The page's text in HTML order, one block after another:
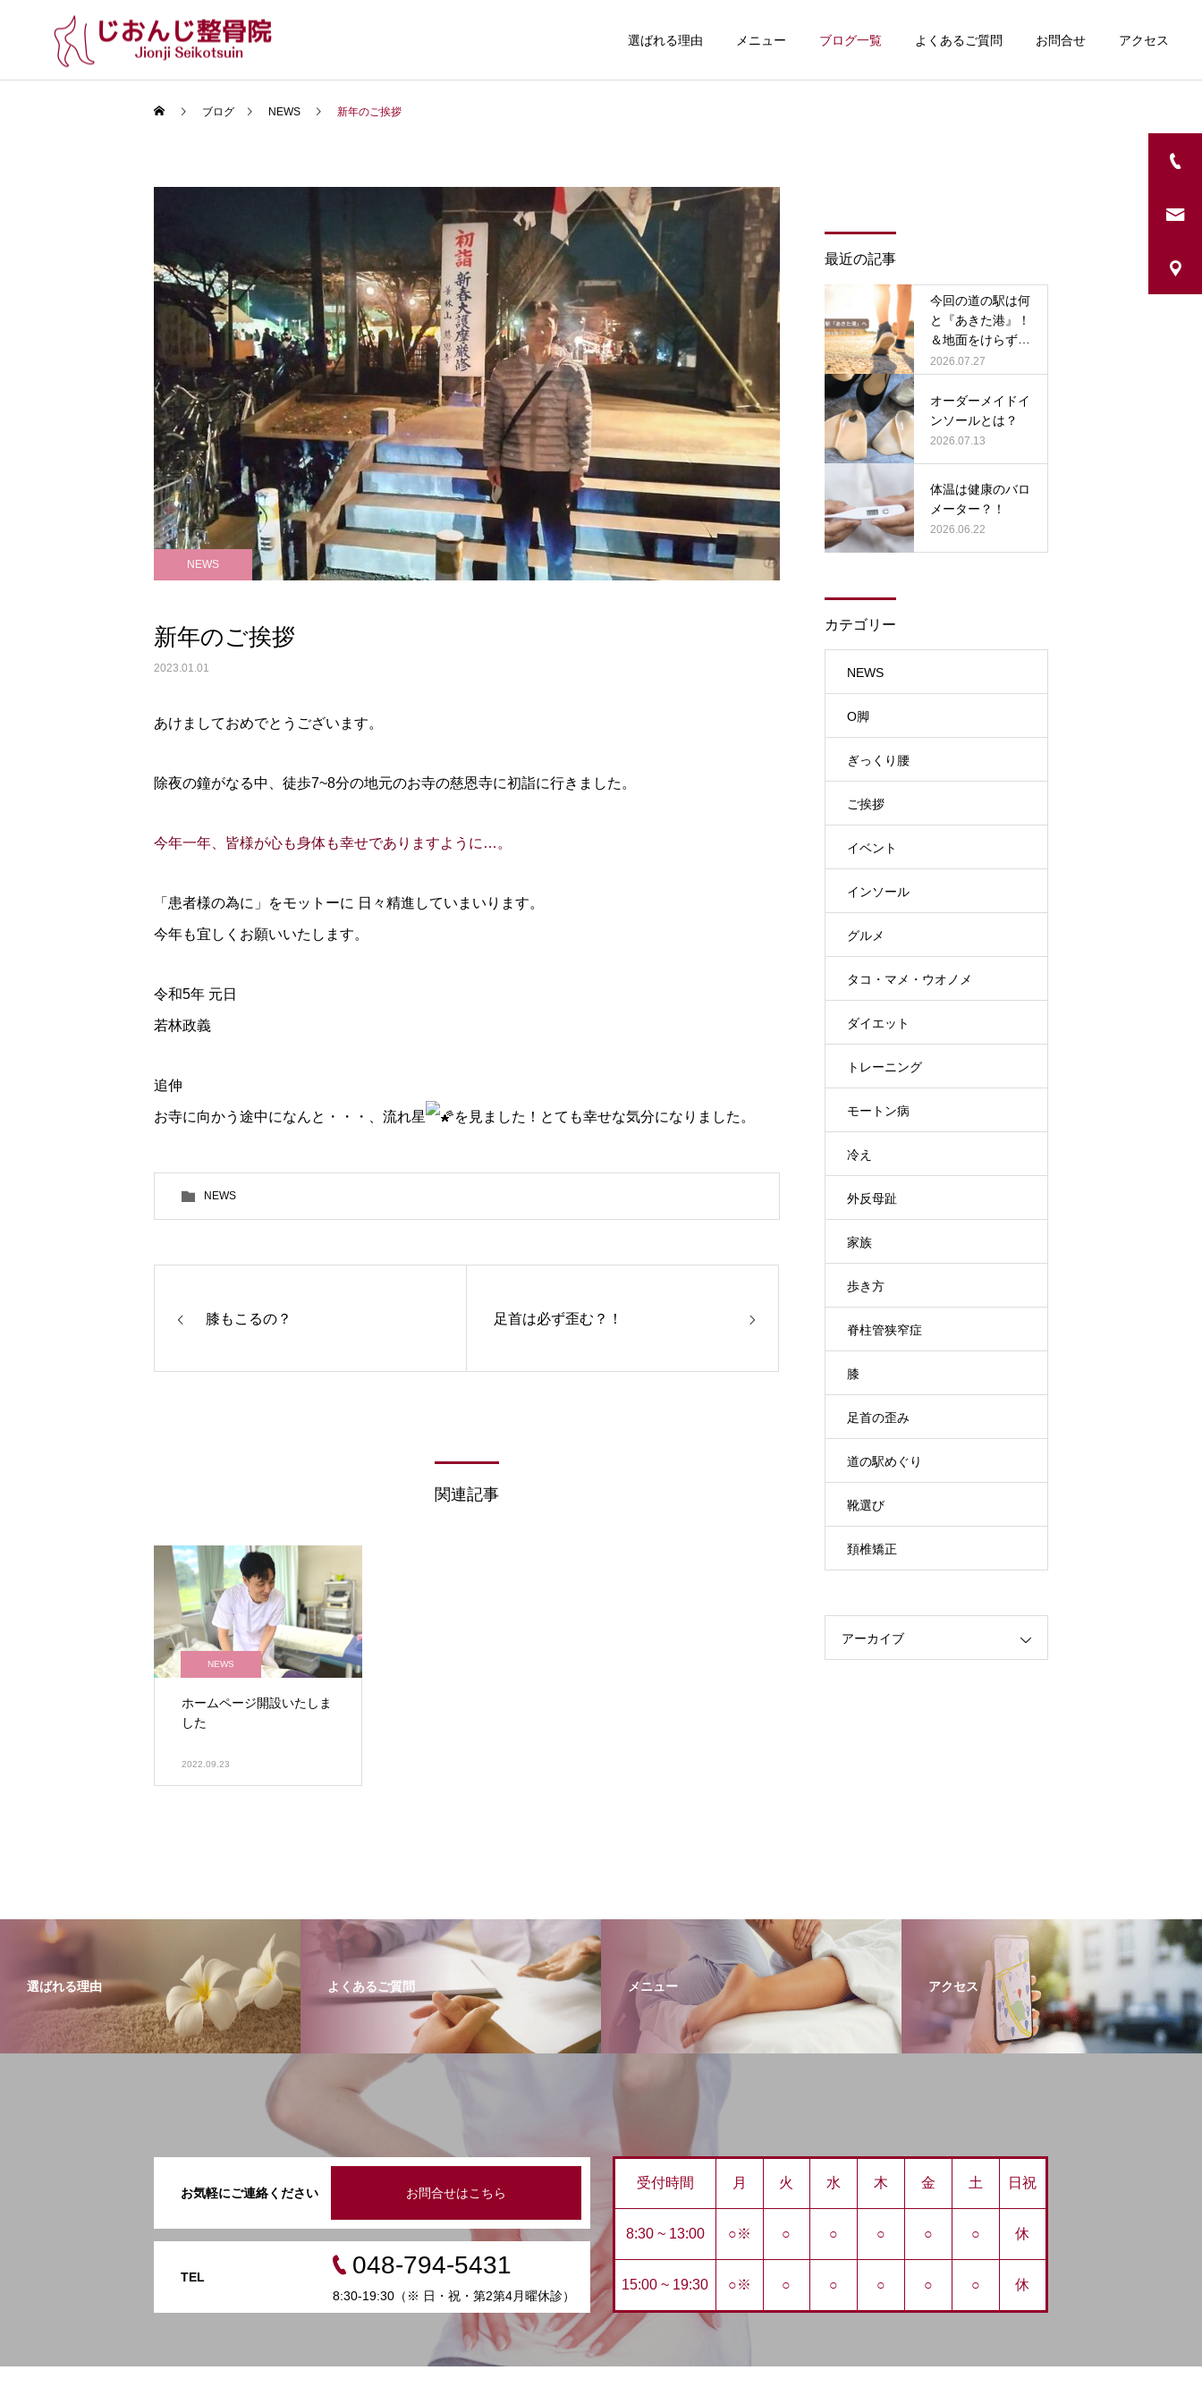
選ばれる理由 メニュー ブログ一覧 よくあるご質問 お問合せ アクセス
足の診断 頚椎矯正
脚中心トレーニング お腹引締めコース 全身ケアコース 部位別ケア
ブログ NEWS 新年のご挨拶
NEWS
新年のご挨拶
2023.01.01
あけましておめでとうございます。
除夜の鐘がなる中、徒歩7~8分の地元のお寺の慈恩寺に初詣に行きました。
今年一年、皆様が心も身体も幸せでありますように…。
「患者様の為に」をモットーに 日々精進していまいります。
今年も宜しくお願いいたします。
令和5年 元日
若林政義
追伸
お寺に向かう途中になんと・・・、流れ星 を見ました！とても幸せな気分になりました。
NEWS
膝もこるの？ 足首は必ず歪む？！
関連記事
NEWS
ホームページ開設いたしま
した
2022.09.23
最近の記事
今回の道の駅は何
と『あきた港』！
＆地面をけらずに
歩く？
2026.07.27
オーダーメイドイ
ンソールとは？
2026.07.13
体温は健康のバロ
メーター？！
2026.06.22
カテゴリー
NEWS
O脚
ぎっくり腰
ご挨拶
イベント
インソール
グルメ
タコ・マメ・ウオノメ
ダイエット
トレーニング
モートン病
冷え
外反母趾
家族
歩き方
脊柱管狭窄症
膝
足首の歪み
道の駅めぐり
靴選び
頚椎矯正
アーカイブ
選ばれる理由 よくあるご質問 メニュー アクセス
お気軽にご連絡ください お問合せはこちら
TEL 048-794-5431
8:30-19:30（※ 日・祝・第2第4月曜休診）
受付時間 月 火 水 木 金 土 日祝
8:30 ~ 13:00 ○※ ○ ○ ○ ○ ○ 休
15:00 ~ 19:30 ○※ ○ ○ ○ ○ ○ 休